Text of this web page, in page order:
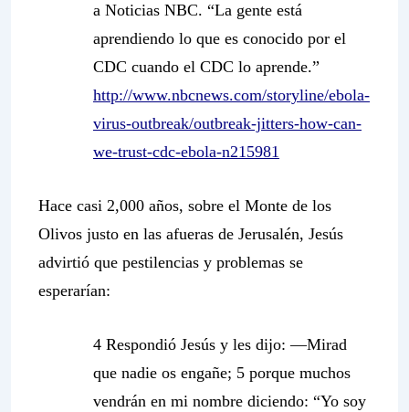
a Noticias NBC. “La gente está
aprendiendo lo que es conocido por el
CDC cuando el CDC lo aprende.”
http://www.nbcnews.com/storyline/ebola-
virus-outbreak/outbreak-jitters-how-can-
we-trust-cdc-ebola-n215981
Hace casi 2,000 años, sobre el Monte de los
Olivos justo en las afueras de Jerusalén, Jesús
advirtió que pestilencias y problemas se
esperarían:
4 Respondió Jesús y les dijo: —Mirad
que nadie os engañe; 5 porque muchos
vendrán en mi nombre diciendo: “Yo soy